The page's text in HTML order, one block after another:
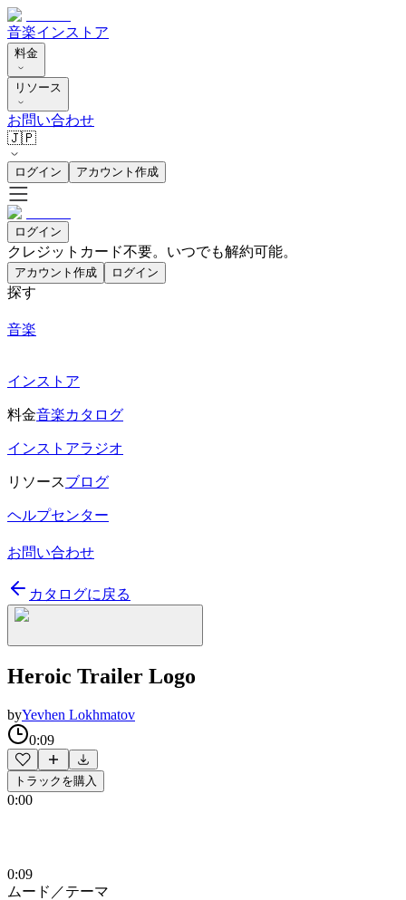
音楽インストア
料金
リソース
お問い合わせ
🇯🇵
ログイン アカウント作成
ログイン
クレジットカード不要。いつでも解約可能。
アカウント作成 ログイン
探す
音楽
インストア
料金音楽カタログ
インストアラジオ
リソースブログ
ヘルプセンター
お問い合わせ
カタログに戻る
Heroic Trailer Logo
byYevhen Lokhmatov
0:09
トラックを購入
0:00
0:09
ムード／テーマ